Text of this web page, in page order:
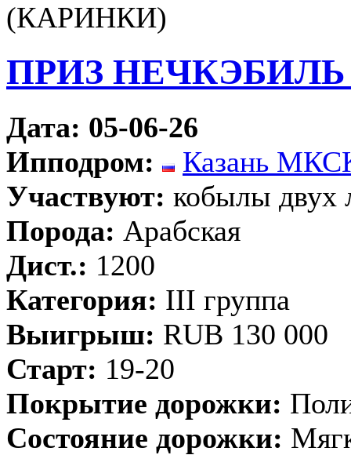
(КАРИНКИ)
ПРИЗ
Дата: 05-06-26
Ипподром:
Казань
Участвуют: кобылы двух
Порода: Арабская
Дист.: 1200
Категория: III группа
Выигрыш: RUB 130 000
Старт: 19-20
Покрытие дорожки:
Состояние дорожки: